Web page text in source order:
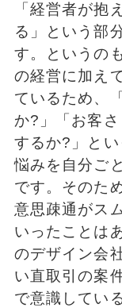
「経営者が抱
る」という部
す。というの
の経営に加え
ているため、
か?」「お客
するか?」と
悩みを自分ご
です。そのた
意思疎通がス
いったことは
のデザイン会
い直取引の案
で意識してい